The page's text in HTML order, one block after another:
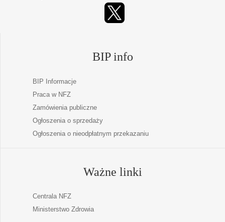
BIP info
BIP Informacje
Praca w NFZ
Zamówienia publiczne
Ogłoszenia o sprzedaży
Ogłoszenia o nieodpłatnym przekazaniu
Ważne linki
Centrala NFZ
Ministerstwo Zdrowia